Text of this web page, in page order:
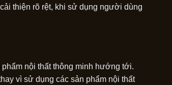
thiện rõ rệt, khi sử dụng người dùng
nội thất thông minh hướng tới.
vì sử dụng các sản phẩm nội thất